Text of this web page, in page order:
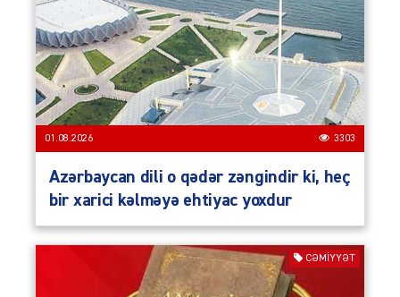
01.08.2026 3303
Azərbaycan dili o qədər zəngindir ki, heç
bir xarici kəlməyə ehtiyac yoxdur
CƏMIYYƏT